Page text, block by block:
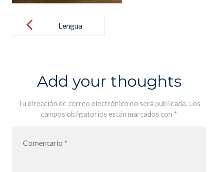
navigation
Lengua
Add your thoughts
Tu dirección de correo electrónico no será publicada. Los
campos obligatorios están marcados con *